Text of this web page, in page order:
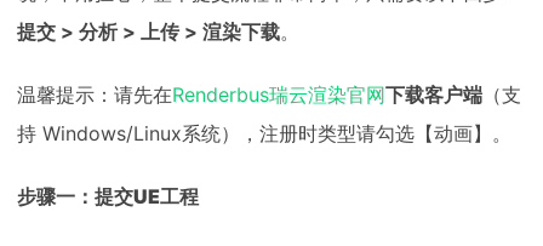
提交 > 分析 > 上传 > 渲染下载。
温馨提示：请先在Renderbus瑞云渲染官网下载客户端 （支
持 Windows/Linux系统），注册时类型请勾选【动画】。
步骤一：提交UE工程